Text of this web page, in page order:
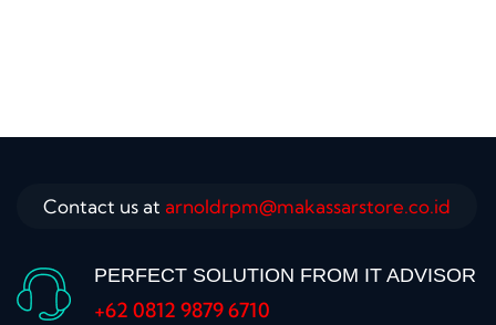
Contact us at arnoldrpm@makassarstore.co.id
PERFECT SOLUTION FROM IT ADVISOR
+62 0812 9879 6710